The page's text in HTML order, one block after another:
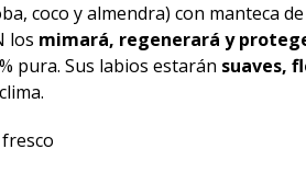
coco y almendra) con manteca
los mimará, regenerará y
pura. Sus labios estarán suaves,